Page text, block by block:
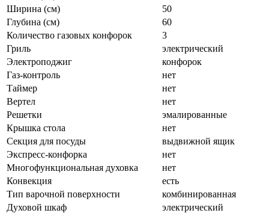
Ширина (см)
50
Глубина (см)
60
Количество газовых конфорок
3
Гриль
электрический
Электроподжиг
конфорок
Газ-контроль
нет
Таймер
нет
Вертел
нет
Решетки
эмалированные
Крышка стола
нет
Секция для посуды
выдвижной ящик
Экспресс-конфорка
нет
Многофункциональная духовка
нет
Конвекция
есть
Тип варочной поверхности
комбинированная
Духовой шкаф
электрический